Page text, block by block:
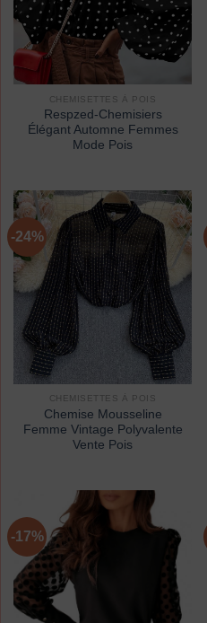
CHEMISETTES À POIS
Respzed-Chemisiers
Élégant Automne Femmes
Mode Pois
-24%
CHEMISETTES À POIS
Chemise Mousseline
Femme Vintage Polyvalente
Vente Pois
-17%